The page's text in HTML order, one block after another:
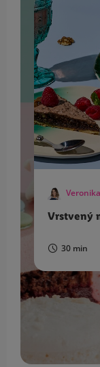
Vrstvený
30 min